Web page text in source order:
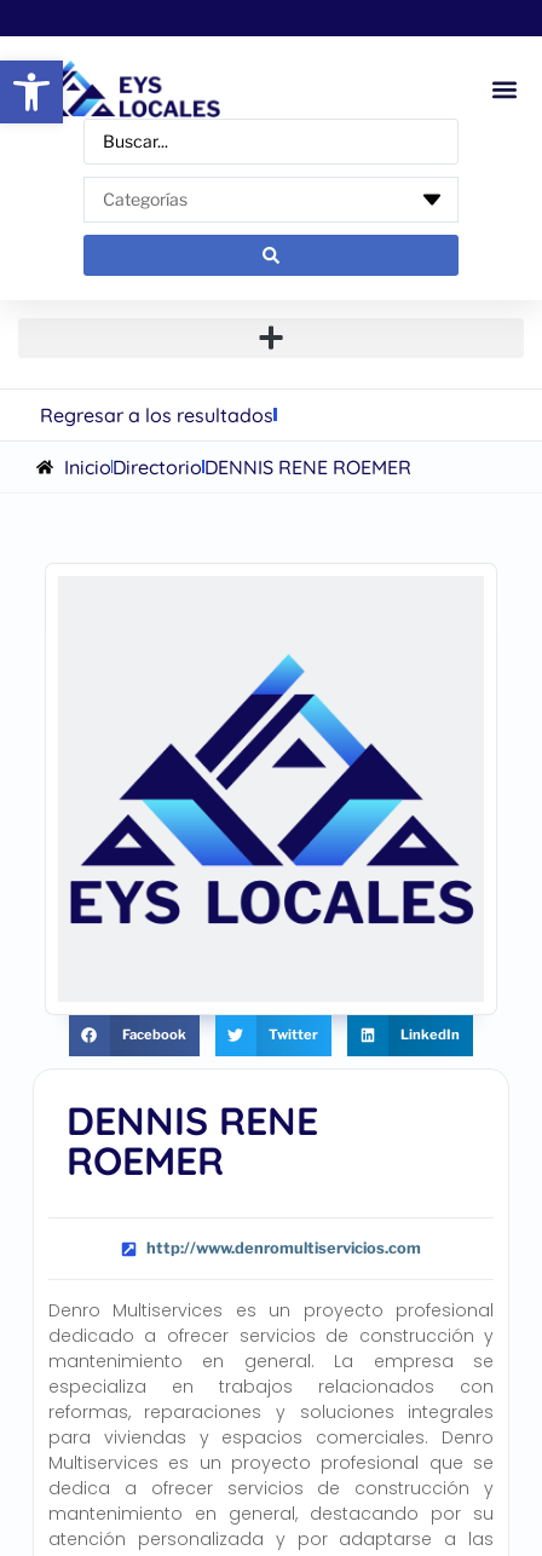
Abrir barra de herramientas
Regresar a los resultados
InicioDirectorioDENNIS RENE ROEMER
DENNIS RENE
ROEMER
http://www.denromultiservicios.com
Denro Multiservices es un proyecto profesional
dedicado a ofrecer servicios de construcción y
mantenimiento en general. La empresa se
especializa en trabajos relacionados con
reformas, reparaciones y soluciones integrales
para viviendas y espacios comerciales. Denro
Multiservices es un proyecto profesional que se
dedica a ofrecer servicios de construcción y
mantenimiento en general, destacando por su
atención personalizada y por adaptarse a las
Facebook Twitter LinkedIn